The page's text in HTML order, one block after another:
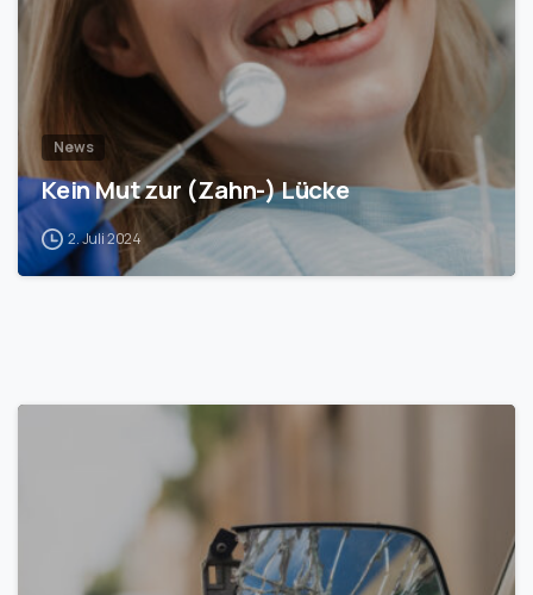
News
Kein Mut zur (Zahn-) Lücke
2. Juli 2024